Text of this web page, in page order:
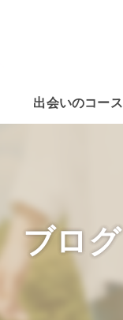
出会いのコース
ブログ